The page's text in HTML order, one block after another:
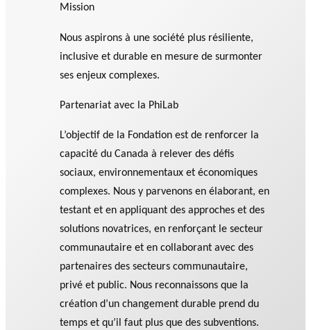
Mission
Nous aspirons à une société plus résiliente,
inclusive et durable en mesure de surmonter
ses enjeux complexes.
Partenariat avec la PhiLab
L’objectif de la Fondation est de renforcer la
capacité du Canada à relever des défis
sociaux, environnementaux et économiques
complexes. Nous y parvenons en élaborant, en
testant et en appliquant des approches et des
solutions novatrices, en renforçant le secteur
communautaire et en collaborant avec des
partenaires des secteurs communautaire,
privé et public. Nous reconnaissons que la
création d’un changement durable prend du
temps et qu’il faut plus que des subventions.